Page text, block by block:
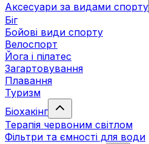
Аксесуари за видами спорту
Біг
Бойові види спорту
Велоспорт
Йога і пілатес
Загартовування
Плавання
Туризм
Біохакінг
Терапія червоним світлом
Фільтри та ємності для води